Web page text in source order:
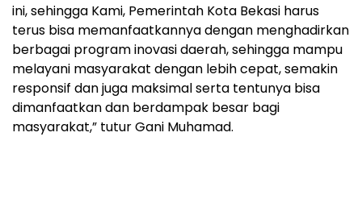
ini, sehingga Kami, Pemerintah Kota Bekasi harus
terus bisa memanfaatkannya dengan menghadirkan
berbagai program inovasi daerah, sehingga mampu
melayani masyarakat dengan lebih cepat, semakin
responsif dan juga maksimal serta tentunya bisa
dimanfaatkan dan berdampak besar bagi
masyarakat,” tutur Gani Muhamad.